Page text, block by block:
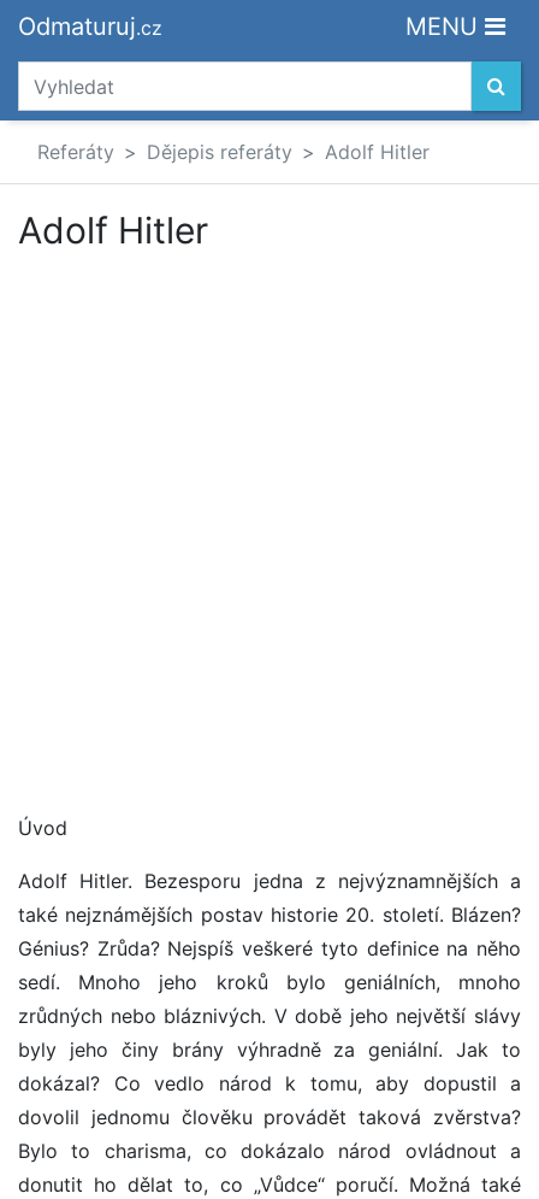
Odmaturuj.cz MENU
Referáty Dějepis referáty Adolf Hitler
Adolf Hitler
Úvod
Adolf Hitler. Bezesporu jedna z nejvýznamnějších a
také nejznámějších postav historie 20. století. Blázen?
Génius? Zrůda? Nejspíš veškeré tyto definice na něho
sedí. Mnoho jeho kroků bylo geniálních, mnoho
zrůdných nebo bláznivých. V době jeho největší slávy
byly jeho činy brány výhradně za geniální. Jak to
dokázal? Co vedlo národ k tomu, aby dopustil a
dovolil jednomu člověku provádět taková zvěrstva?
Bylo to charisma, co dokázalo národ ovládnout a
donutit ho dělat to, co „Vůdce“ poručí. Možná také